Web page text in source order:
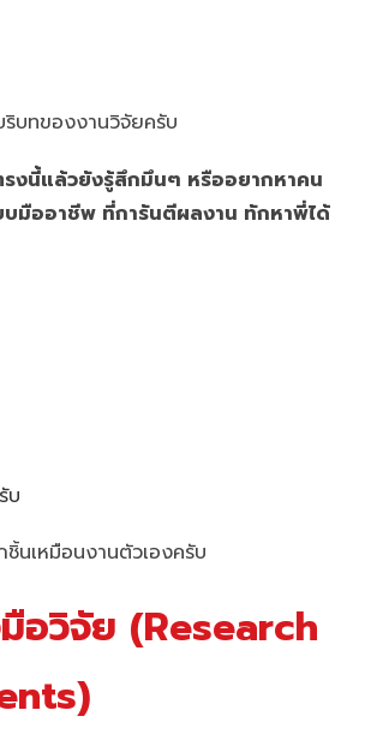
ริบทของงานวิจัยครับ
งนี้แล้วยังรู้สึกมึนๆ หรืออยากหาคน
มืออาชีพ ที่การันตีผลงาน ทักหาพี่ได้
บ
นเหมือนงานตัวเองครับ
อวิจัย (Research